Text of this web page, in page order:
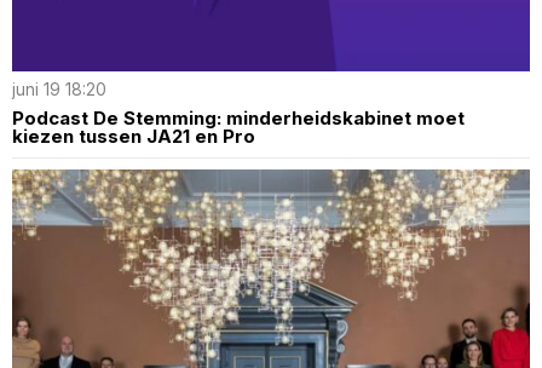
juni 19 18:20
Podcast De Stemming: minderheidskabinet moet
kiezen tussen JA21 en Pro